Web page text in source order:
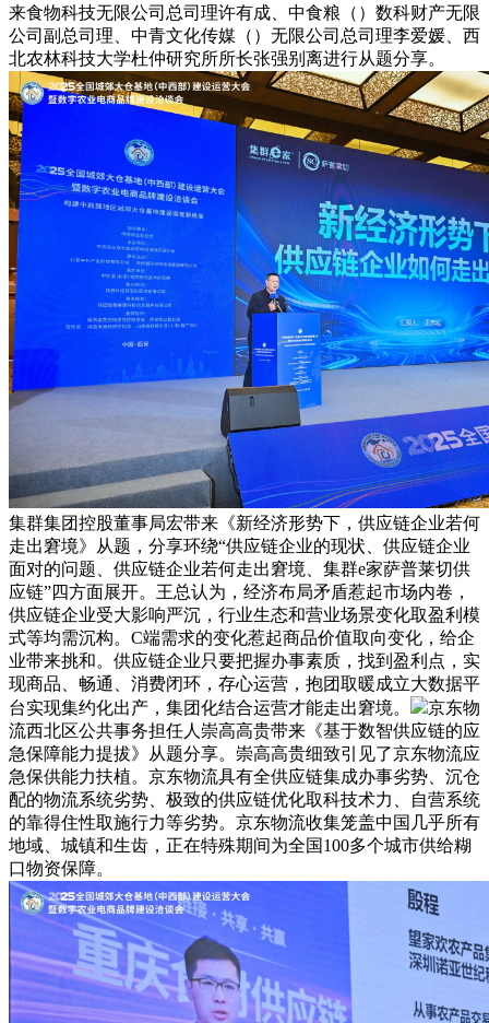
来食物科技无限公司总司理许有成、中食粮（）数科财产无限
公司副总司理、中青文化传媒（）无限公司总司理李爱媛、西
北农林科技大学杜仲研究所所长张强别离进行从题分享。
集群集团控股董事局宏带来《新经济形势下，供应链企业若何
走出窘境》从题，分享环绕“供应链企业的现状、供应链企业
面对的问题、供应链企业若何走出窘境、集群e家萨普莱切供
应链”四方面展开。王总认为，经济布局矛盾惹起市场内卷，
供应链企业受大影响严沉，行业生态和营业场景变化取盈利模
式等均需沉构。C端需求的变化惹起商品价值取向变化，给企
业带来挑和。供应链企业只要把握办事素质，找到盈利点，实
现商品、畅通、消费闭环，存心运营，抱团取暖成立大数据平
台实现集约化出产，集团化结合运营才能走出窘境。
京东物
流西北区公共事务担任人崇高高贵带来《基于数智供应链的应
急保障能力提拔》从题分享。崇高高贵细致引见了京东物流应
急保供能力扶植。京东物流具有全供应链集成办事劣势、沉仓
配的物流系统劣势、极致的供应链优化取科技术力、自营系统
的靠得住性取施行力等劣势。京东物流收集笼盖中国几乎所有
地域、城镇和生齿，正在特殊期间为全国100多个城市供给糊
口物资保障。